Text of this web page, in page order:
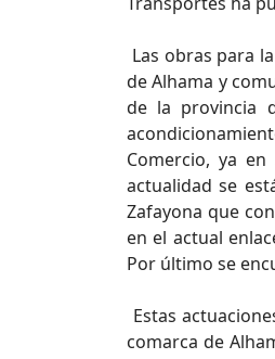
Las obras para
de Alhama y
de la provincia
Comercio, ya
actualidad se
Zafayona que
en el actual
Por último se
Estas
comarca de